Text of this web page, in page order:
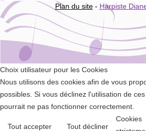
Plan du site- Harpiste
Choix utilisateur pour les Cookies
Nous utilisons des cookies afin de vous
possibles. Si vous déclinez l'utilisation de
pourrait ne pas fonctionner correctement.
Tout accepter Tout décliner
Cookies